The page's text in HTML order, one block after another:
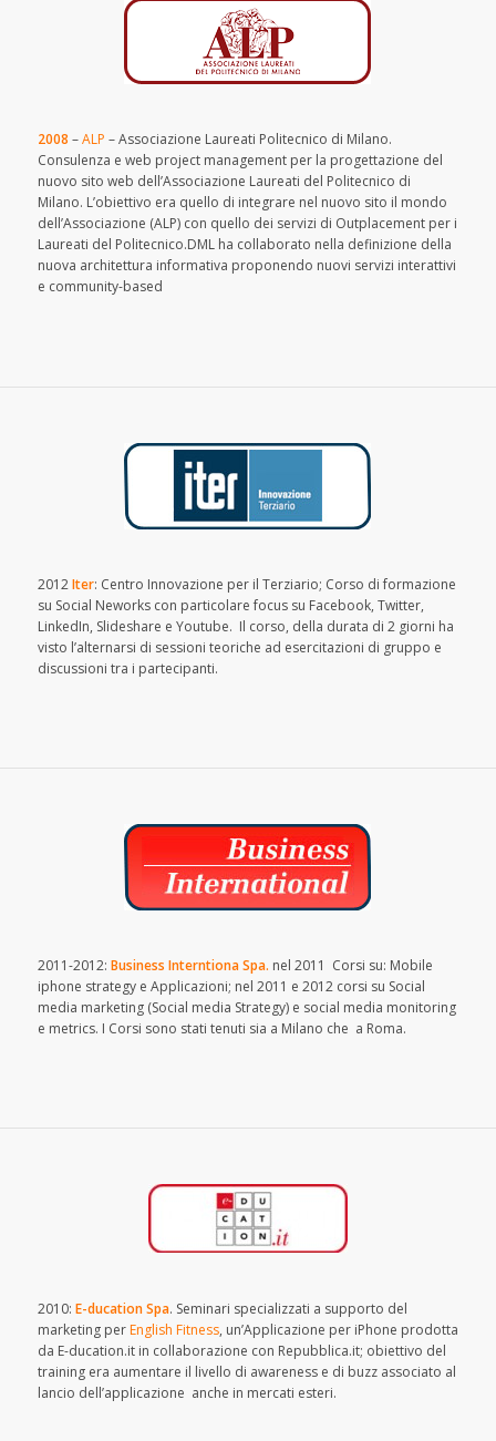
2008 –ALP – Associazione Laureati Politecnico di Milano.
Consulenza e web project management per la progettazione del
nuovo sito web dell’Associazione Laureati del Politecnico di
Milano. L’obiettivo era quello di integrare nel nuovo sito il mondo
dell’Associazione (ALP) con quello dei servizi di Outplacement per i
Laureati del Politecnico.DML ha collaborato nella definizione della
nuova architettura informativa proponendo nuovi servizi interattivi
e community-based
2012Iter: Centro Innovazione per il Terziario; Corso di formazione
su Social Neworks con particolare focus su Facebook, Twitter,
LinkedIn, Slideshare e Youtube. Il corso, della durata di 2 giorni ha
visto l’alternarsi di sessioni teoriche ad esercitazioni di gruppo e
discussioni tra i partecipanti.
2011-2012: Business Interntiona Spa. nel 2011 Corsi su: Mobile
iphone strategy e Applicazioni; nel 2011 e 2012 corsi su Social
media marketing (Social media Strategy) e social media monitoring
e metrics. I Corsi sono stati tenuti sia a Milano che a Roma.
2010: E-ducation Spa. Seminari specializzati a supporto del
marketing perEnglish Fitness, un’Applicazione per iPhone prodotta
da E-ducation.it in collaborazione con Repubblica.it; obiettivo del
training era aumentare il livello di awareness e di buzz associato al
lancio dell’applicazione anche in mercati esteri.